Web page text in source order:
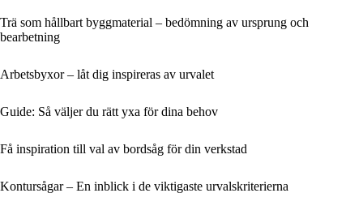
Trä som hållbart byggmaterial – bedömning av ursprung och
bearbetning
Arbetsbyxor – låt dig inspireras av urvalet
Guide: Så väljer du rätt yxa för dina behov
Få inspiration till val av bordsåg för din verkstad
Kontursågar – En inblick i de viktigaste urvalskriterierna